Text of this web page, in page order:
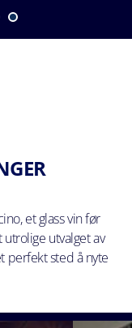
et glass vin før
utvalget av
perfekt sted å nyte